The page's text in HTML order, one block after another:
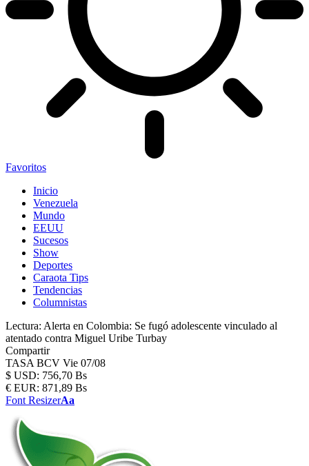
Favoritos
Inicio
Venezuela
Mundo
EEUU
Sucesos
Show
Deportes
Caraota Tips
Tendencias
Columnistas
Lectura: Alerta en Colombia: Se fugó adolescente vinculado al
atentado contra Miguel Uribe Turbay
Compartir
TASA BCV Vie 07/08
$ USD: 756,70 Bs
€ EUR: 871,89 Bs
Font ResizerAa